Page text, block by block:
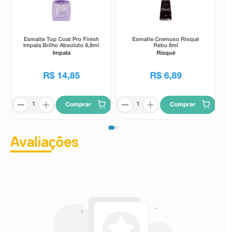
Esmalte Top Coat Pro Finish
Impala Brilho Absoluto 8,8ml
Impala
R$ 14,85
Comprar
Esmalte Cremoso Risqué
Rebu 8ml
Risqué
R$ 6,89
Comprar
Avaliações